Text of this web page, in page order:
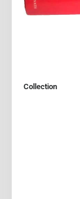
Collection